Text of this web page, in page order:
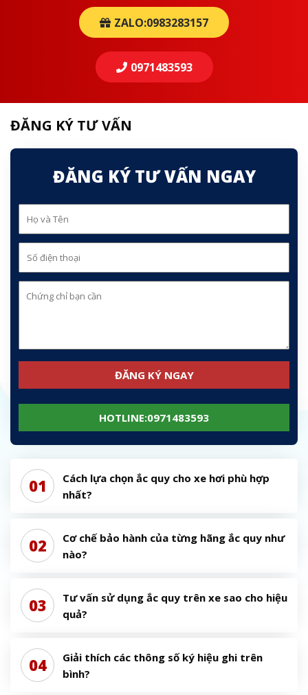
ZALO:0983283157
0971483593
ĐĂNG KÝ TƯ VẤN
ĐĂNG KÝ TƯ VẤN NGAY
HOTLINE:0971483593
01
Cách lựa chọn ắc quy cho xe hơi phù hợp
nhất?
02
Cơ chế bảo hành của từng hãng ắc quy như
nào?
03
Tư vấn sử dụng ắc quy trên xe sao cho hiệu
quả?
04
Giải thích các thông số ký hiệu ghi trên
bình?